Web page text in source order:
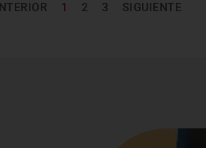
1 2 3 SIGUIENTE